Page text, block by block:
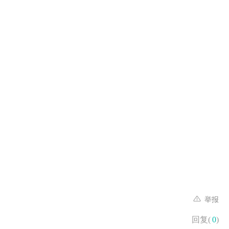
举报
回复(0)